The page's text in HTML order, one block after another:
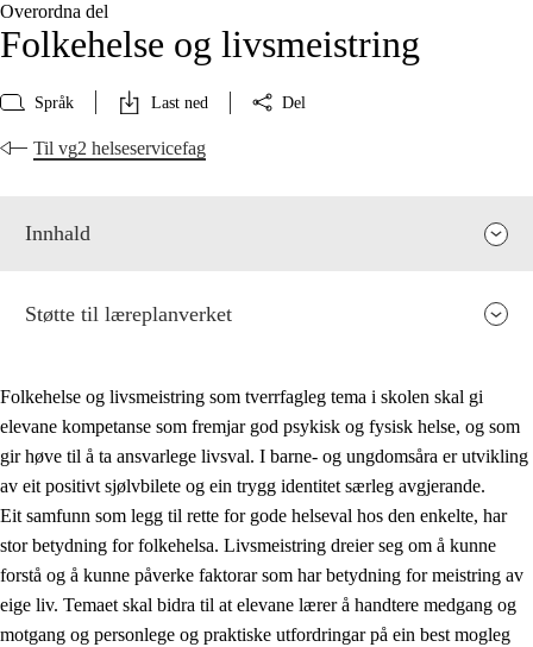
Overordna del
Folkehelse og livsmeistring
Språk Last ned Del
Til vg2 helseservicefag
Innhald
2. Prinsipp for læring, utvikling og danning
Støtte til læreplanverket
Folkehelse og livsmeistring som tverrfagleg tema i skolen skal gi
elevane kompetanse som fremjar god psykisk og fysisk helse, og som
gir høve til å ta ansvarlege livsval. I barne- og ungdomsåra er utvikling
av eit positivt sjølvbilete og ein trygg identitet særleg avgjerande.
Eit samfunn som legg til rette for gode helseval hos den enkelte, har
stor betydning for folkehelsa. Livsmeistring dreier seg om å kunne
forstå og å kunne påverke faktorar som har betydning for meistring av
eige liv. Temaet skal bidra til at elevane lærer å handtere medgang og
motgang og personlege og praktiske utfordringar på ein best mogleg